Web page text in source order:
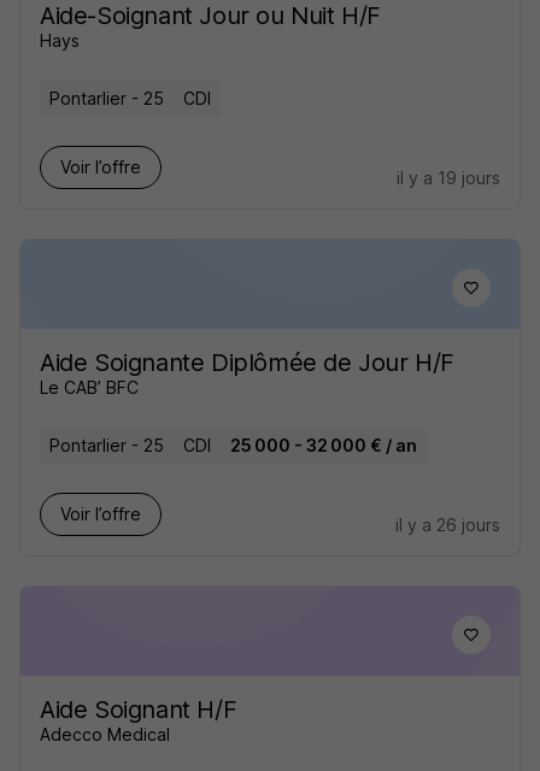
Aide-Soignant Jour ou Nuit H/F
Hays
Pontarlier - 25 CDI
Voir l’offre
il y a 19 jours
Aide Soignante Diplômée de Jour H/F
Le CAB’ BFC
Pontarlier - 25 CDI 25 000 - 32 000 € / an
Voir l’offre
il y a 26 jours
Aide Soignant H/F
Adecco Medical